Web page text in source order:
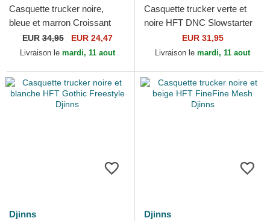
Casquette trucker noire,
bleue et marron Croissant
HFT Food Djinns
EUR34,95 EUR 24,47
Livraison le mardi, 11 aout
Casquette trucker verte et
noire HFT DNC Slowstarter
EUR 31,95
Livraison le mardi, 11 aout
Djinns
Djinns